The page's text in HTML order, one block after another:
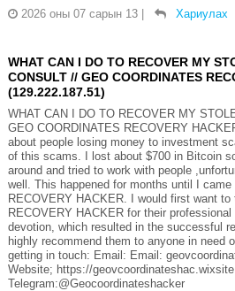
2026 оны 07 сарын 13 | Хариулах
WHAT CAN I DO TO RECOVER MY
CONSULT // GEO COORDINATES
(129.222.187.51)
WHAT CAN I DO TO RECOVER MY
GEO COORDINATES RECOVERY
about people losing money to investment
of this scams. I lost about $700 in Bitcoin
around and tried to work with people
well. This happened for months until I
RECOVERY HACKER. I would first want to
RECOVERY HACKER for their
devotion, which resulted in the successful
highly recommend them to anyone in need
getting in touch: Email: Email:
Website; https://
Telegram:@Geocoordinateshacker